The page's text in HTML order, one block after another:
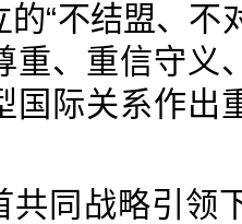
的“不结盟、不
重、重信守义
国际关系作出
共同战略引领